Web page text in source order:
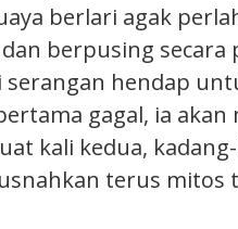
berlari agak
berpusing secara
hendap
gagal, ia
kali kedua,
terus mitos